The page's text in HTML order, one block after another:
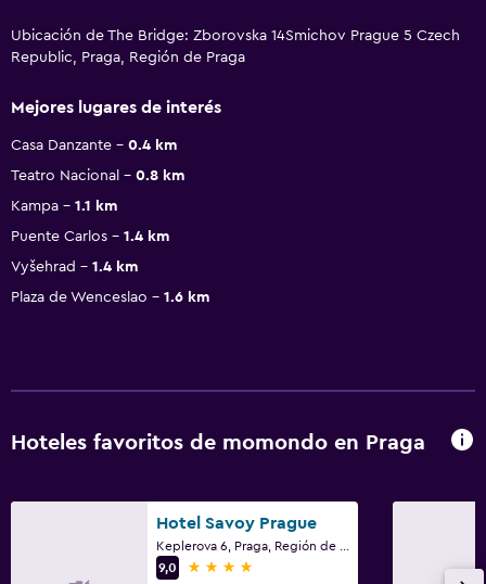
Ubicación de The Bridge: Zborovska 14Smichov Prague 5 Czech
Republic, Praga, Región de Praga
Mejores lugares de interés
Casa Danzante
0.4 km
Teatro Nacional
0.8 km
Kampa
1.1 km
Puente Carlos
1.4 km
Vyšehrad
1.4 km
Plaza de Wenceslao
1.6 km
Hoteles favoritos de momondo en Praga
Hotel Savoy Prague
9,0
4 estrellas